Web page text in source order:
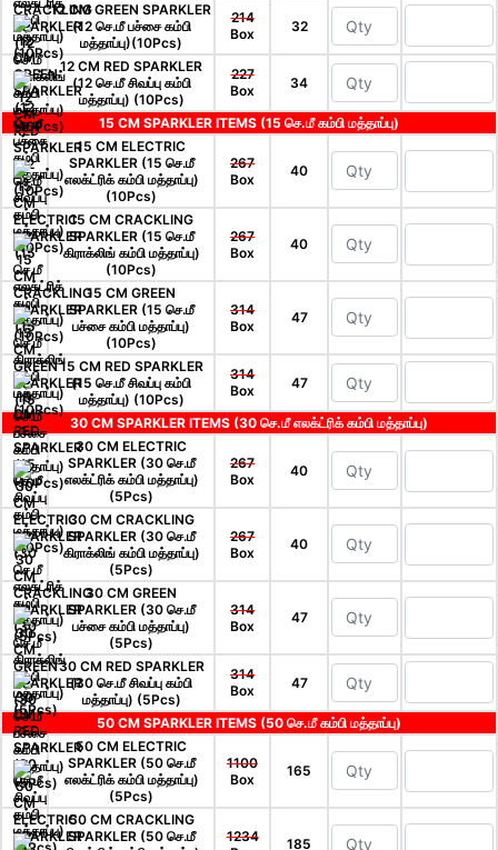
12 CM GREEN SPARKLER
(12 செ.மீ பச்சை கம்பி
மத்தாப்பு)(10Pcs)
214
Box
32
12 CM RED SPARKLER
(12 செ.மீ சிவப்பு கம்பி
மத்தாப்பு) (10Pcs)
227
Box
34
15 CM SPARKLER ITEMS (15 செ.மீ கம்பி மத்தாப்பு)
15 CM ELECTRIC
SPARKLER (15 செ.மீ
எலக்ட்ரிக் கம்பி மத்தாப்பு)
(10Pcs)
267
Box
40
15 CM CRACKLING
SPARKLER (15 செ.மீ
கிராக்லிங் கம்பி மத்தாப்பு)
(10Pcs)
267
Box
40
15 CM GREEN
SPARKLER (15 செ.மீ
பச்சை கம்பி மத்தாப்பு)
(10Pcs)
314
Box
47
15 CM RED SPARKLER
(15 செ.மீ சிவப்பு கம்பி
மத்தாப்பு) (10Pcs)
314
Box
47
30 CM SPARKLER ITEMS (30 செ.மீ எலக்ட்ரிக் கம்பி மத்தாப்பு)
30 CM ELECTRIC
SPARKLER (30 செ.மீ
எலக்ட்ரிக் கம்பி மத்தாப்பு)
(5Pcs)
267
Box
40
30 CM CRACKLING
SPARKLER (30 செ.மீ
கிராக்லிங் கம்பி மத்தாப்பு)
(5Pcs)
267
Box
40
30 CM GREEN
SPARKLER (30 செ.மீ
பச்சை கம்பி மத்தாப்பு)
(5Pcs)
314
Box
47
30 CM RED SPARKLER
(30 செ.மீ சிவப்பு கம்பி
மத்தாப்பு) (5Pcs)
314
Box
47
50 CM SPARKLER ITEMS (50 செ.மீ கம்பி மத்தாப்பு)
50 CM ELECTRIC
SPARKLER (50 செ.மீ
எலக்ட்ரிக் கம்பி மத்தாப்பு)
(5Pcs)
1100
Box
165
50 CM CRACKLING
SPARKLER (50 செ.மீ
1234
185